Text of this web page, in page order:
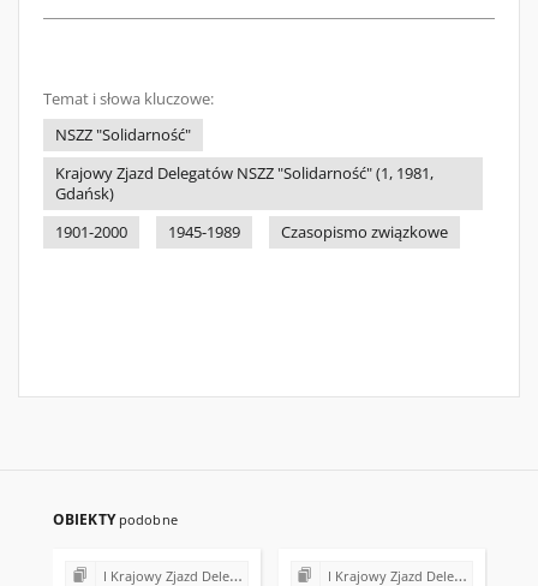
Temat i słowa kluczowe:
NSZZ "Solidarność"
Krajowy Zjazd Delegatów NSZZ "Solidarność" (1, 1981,
Gdańsk)
1901-2000
1945-1989 Czasopismo związkowe
OBIEKTY podobne
I Krajowy Zjazd Delegatów NSZZ "Solidarność" (1981) I Krajowy Zjazd Delegatów NSZZ "Solidarność" (1981)